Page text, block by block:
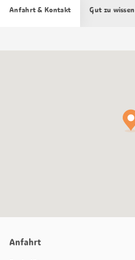
Anfahrt & Kontakt Gut zu wissen
Anfahrt